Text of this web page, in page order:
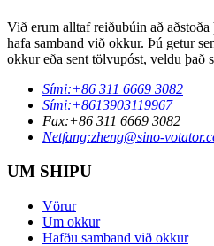
Við erum alltaf reiðubúin að
hafa samband við okkur. Þú getur
okkur eða sent tölvupóst, veldu það
Sími:+86 311 6669 3082
Sími:+8613903119967
Fax:+86 311 6669 3082
Netfang:zheng@sino-
UM SHIPU
Vörur
Um okkur
Hafðu samband við okkur